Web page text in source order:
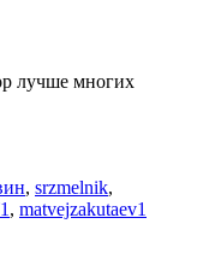
лучше многих
, srzmelnik,
, matvejzakutaev1